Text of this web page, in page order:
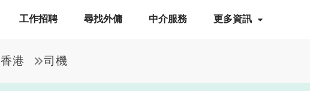
工作招聘 尋找外傭 中介服務 更多資訊
香港 司機